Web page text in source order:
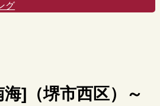
グ
]（堺市西区）～